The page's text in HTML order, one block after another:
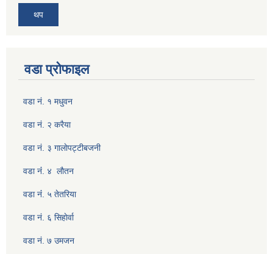
थप
वडा प्रोफाइल
वडा नं. १ मधुवन
वडा नं. २ करैया
वडा नं. ३ गालाेपट्टीबजनी
वडा नंं. ४ लाैतन
वडा नंं. ५ तेतरिया
वडा नं. ६ सिहाेर्वा
वडा नं. ७ उमजन